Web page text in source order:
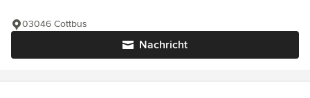
Nachricht
03046 Cottbus